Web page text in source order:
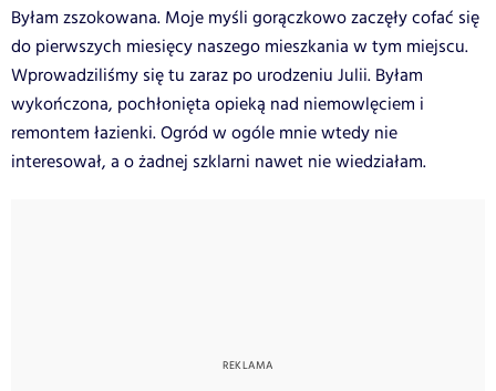
Byłam zszokowana. Moje myśli gorączkowo zaczęły cofać się
do pierwszych miesięcy naszego mieszkania w tym miejscu.
Wprowadziliśmy się tu zaraz po urodzeniu Julii. Byłam
wykończona, pochłonięta opieką nad niemowlęciem i
remontem łazienki. Ogród w ogóle mnie wtedy nie
interesował, a o żadnej szklarni nawet nie wiedziałam.